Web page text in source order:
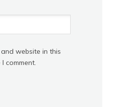
and website in this
comment.